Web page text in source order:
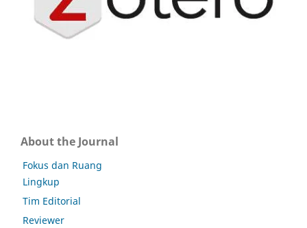
About the Journal
Fokus dan Ruang
Lingkup
Tim Editorial
Reviewer